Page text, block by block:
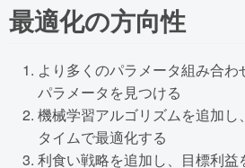
最適化の方向性
より多くのパラメータ組み合
パラメータを見つける
機械学習アルゴリズムを追加
タイムで最適化する
利食い戦略を追加し、目標利益